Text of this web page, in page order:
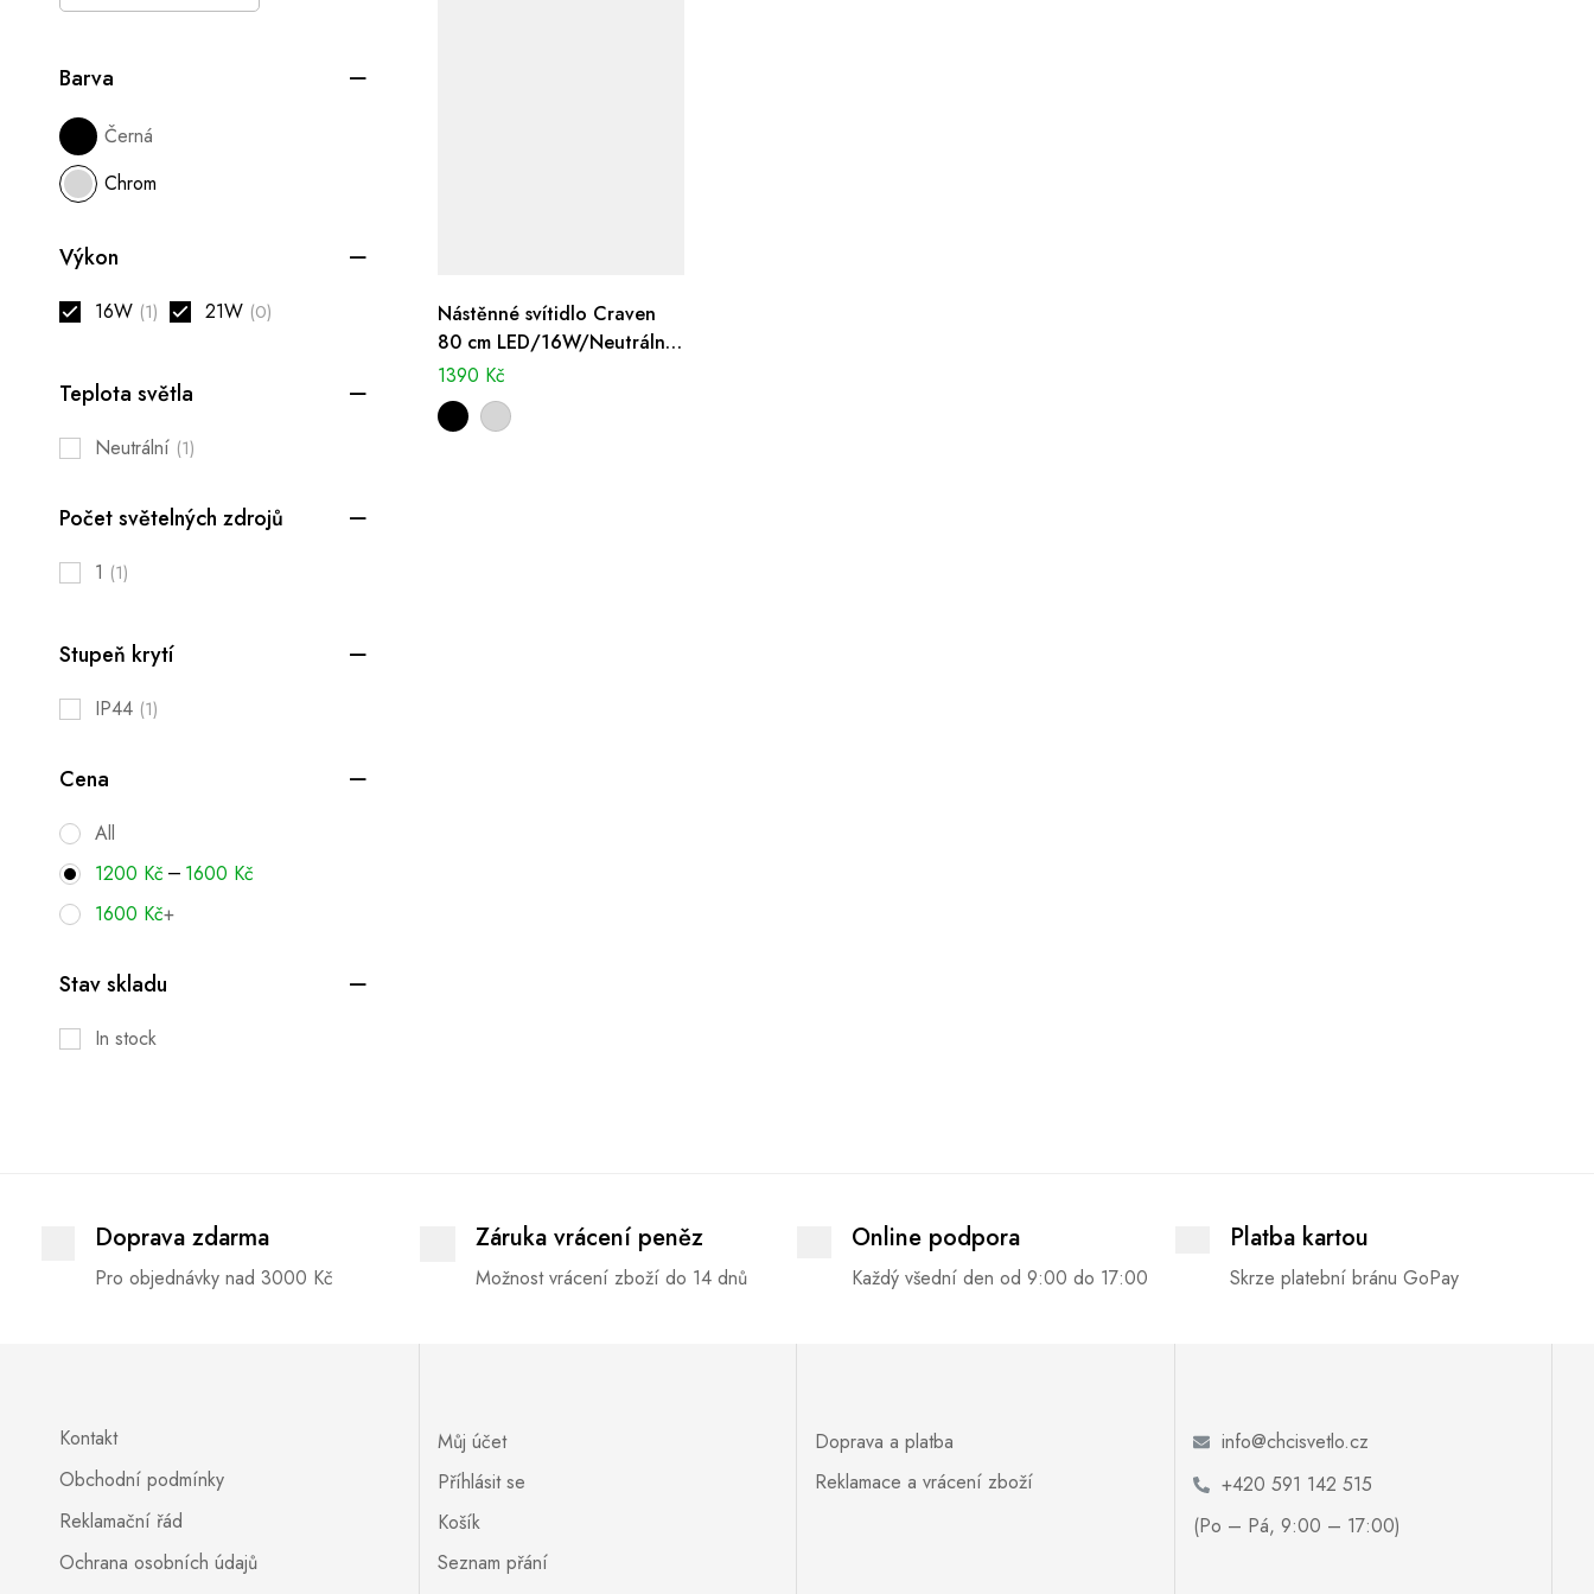
Barva
Černá
Chrom
Výkon
16W (1) 21W (0)
Teplota světla
Neutrální (1)
Počet světelných zdrojů
1 (1)
Stupeň krytí
IP44 (1)
Cena
All
1200 Kč – 1600 Kč
1600 Kč+
Stav skladu
In stock
Nástěnné svítidlo Craven
80 cm LED/16W/Neutrální
IP44
1390 Kč
Doprava zdarma
Pro objednávky nad 3000 Kč
Záruka vrácení peněz
Možnost vrácení zboží do 14 dnů
Online podpora
Každý všední den od 9:00 do 17:00
Platba kartou
Skrze platební bránu GoPay
Kontakt
Obchodní podmínky
Reklamační řád
Ochrana osobních údajů
Můj účet
Příhlásit se
Košík
Seznam přání
Doprava a platba
Reklamace a vrácení zboží
info@chcisvetlo.cz
+420 591 142 515
(Po – Pá, 9:00 – 17:00)